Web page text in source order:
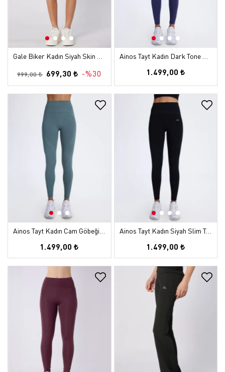
999,00 ₺ 699,30 ₺ -%30 1.499,00 ₺
1.499,00 ₺
Ainos Tayt Kadın Siyah Slim Tayt
1.499,00 ₺